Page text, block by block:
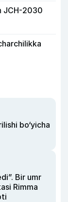
JCH-2030
bo‘yicha
Bir umr
Rimma